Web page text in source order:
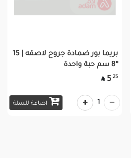
بريما بور ضمادة جروح لاصقه | 15
*8 سم حبة واحدة
25
5

اضافة للسلة 1